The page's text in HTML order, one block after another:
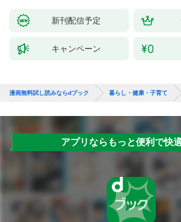
新刊配信予定
キャンペーン
漫画無料試し読みならdブック 暮らし・健康・子育て
アプリならもっと便利で快